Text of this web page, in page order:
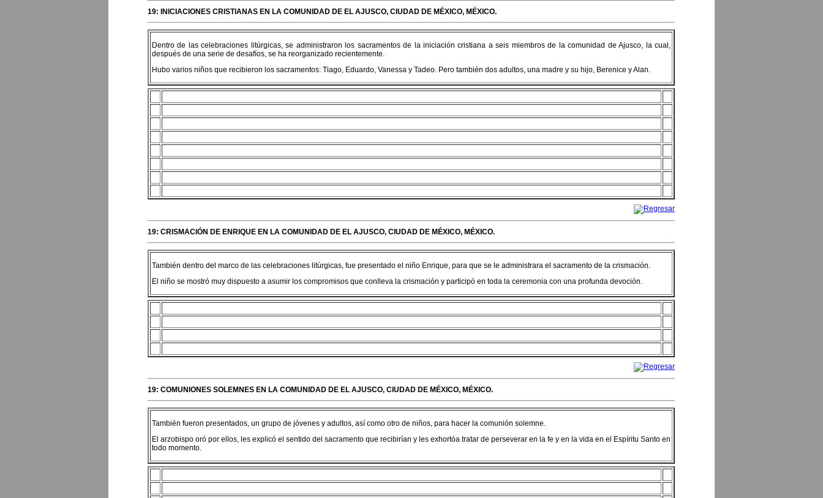
19: INICIACIONES CRISTIANAS EN LA COMUNIDAD DE EL AJUSCO, CIUDAD DE MÉXICO, MÉXICO.
Dentro de las celebraciones litúrgicas, se administraron los sacramentos de la iniciación cristiana a seis miembros de la comunidad de Ajusco, la cual,
después de una serie de desafíos, se ha reorganizado recientemente.
Hubo varios niños que recibieron los sacramentos: Tiago, Eduardo, Vanessa y Tadeo. Pero también dos adultos, una madre y su hijo, Berenice y Alan.
19: CRISMACIÓN DE ENRIQUE EN LA COMUNIDAD DE EL AJUSCO, CIUDAD DE MÉXICO, MÉXICO.
También dentro del marco de las celebraciones litúrgicas, fue presentado el niño Enrique, para que se le administrara el sacramento de la crismación.
El niño se mostró muy dispuesto a asumir los compromisos que conlleva la crismación y participó en toda la ceremonia con una profunda devoción.
19: COMUNIONES SOLEMNES EN LA COMUNIDAD DE EL AJUSCO, CIUDAD DE MÉXICO, MÉXICO.
También fueron presentados, un grupo de jóvenes y adultos, así como otro de niños, para hacer la comunión solemne.
El arzobispo oró por ellos, les explicó el sentido del sacramento que recibirían y les exhortóa tratar de perseverar en la fe y en la vida en el Espíritu Santo en
todo momento.